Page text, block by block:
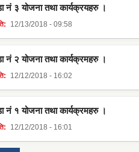
नं ३ योजना तथा कार्यक्रयहरु ।
12/13/2018 - 09:58
नं २ योजना तथा कार्यक्रमहरु ।
12/12/2018 - 16:02
नं १ योजना तथा कार्यक्रमहरु ।
12/12/2018 - 16:01